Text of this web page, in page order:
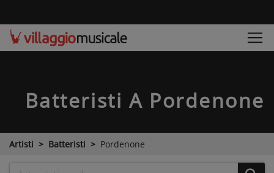
Batteristi A Pordenone
Artisti Batteristi Pordenone